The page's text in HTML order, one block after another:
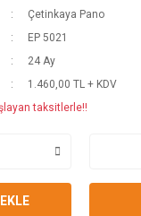
Çetinkaya Pano
EP 5021
24 Ay
1.460,00 TL + KDV
taksitlerle!!